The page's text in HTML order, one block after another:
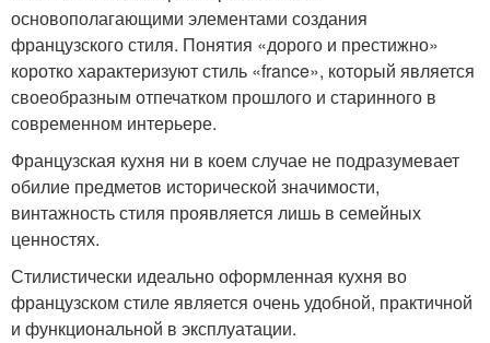
основополагающими элементами создания
французского стиля. Понятия «дорого и престижно»
коротко характеризуют стиль «france», который является
своеобразным отпечатком прошлого и старинного в
современном интерьере.
Французская кухня ни в коем случае не подразумевает
обилие предметов исторической значимости,
винтажность стиля проявляется лишь в семейных
ценностях.
Стилистически идеально оформленная кухня во
французском стиле является очень удобной, практичной
и функциональной в эксплуатации.